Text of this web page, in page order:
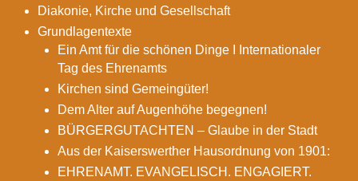
Diakonie, Kirche und Gesellschaft
Grundlagentexte
Ein Amt für die schönen Dinge I Internationaler
Tag des Ehrenamts
Kirchen­­­­­­ sind Gemein­­­­güter!
Dem Alter auf Augenhöhe begegnen!
BÜRGERGUTACHTEN – Glaube in der Stadt
Aus der Kaiserswerther Hausordnung von 1901:
EHRENAMT. EVANGELISCH. ENGAGIERT.